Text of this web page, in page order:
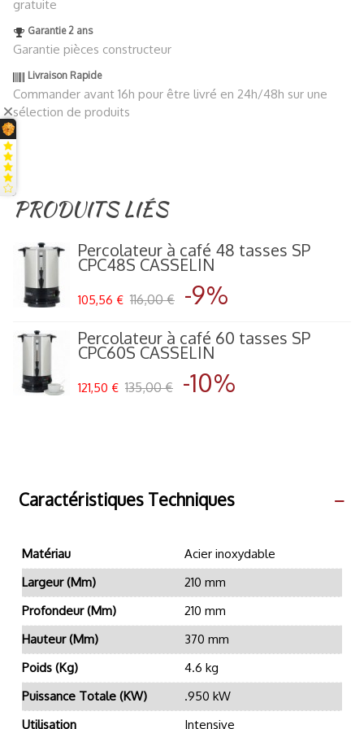
gratuite
Garantie 2 ans
Garantie pièces constructeur
Livraison Rapide
Commander avant 16h pour être livré en 24h/48h sur une
sélection de produits
PRODUITS LIÉS
Percolateur à café 48 tasses SP
CPC48S CASSELIN
105,56 € 116,00 € -9%
Percolateur à café 60 tasses SP
CPC60S CASSELIN
121,50 € 135,00 € -10%
Caractéristiques Techniques
Matériau
Acier inoxydable
Largeur (mm)
210 mm
Profondeur (mm)
210 mm
Hauteur (mm)
370 mm
Poids (kg)
4.6 kg
Puissance Totale (kW)
.950 kW
Utilisation
Intensive